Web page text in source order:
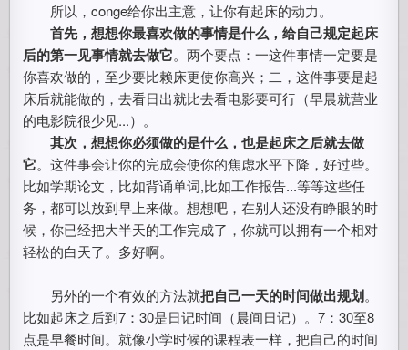
所以，conge给你出主意，让你有起床的动力。
首先，想想你最喜欢做的事情是什么，给自己规定起床
后的第一见事情就去做它。两个要点：一这件事情一定要是
你喜欢做的，至少要比赖床更使你高兴；二，这件事要是起
床后就能做的，去看日出就比去看电影要可行（早晨就营业
的电影院很少见...）。
其次，想想你必须做的是什么，也是起床之后就去做
它。这件事会让你的完成会使你的焦虑水平下降，好过些。
比如学期论文，比如背诵单词,比如工作报告...等等这些任
务，都可以放到早上来做。想想吧，在别人还没有睁眼的时
候，你已经把大半天的工作完成了，你就可以拥有一个相对
轻松的白天了。多好啊。
另外的一个有效的方法就把自己一天的时间做出规划。
比如起床之后到7：30是日记时间（晨间日记）。7：30至8
点是早餐时间。就像小学时候的课程表一样，把自己的时间